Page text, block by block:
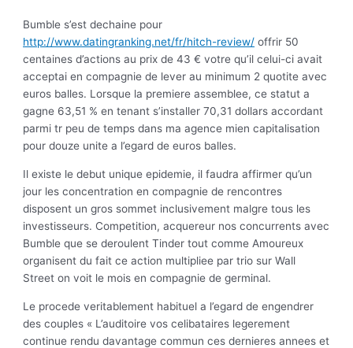
Bumble s’est dechaine pour
http://www.datingranking.net/fr/hitch-review/ offrir 50
centaines d’actions au prix de 43 € votre qu’il celui-ci avait
acceptai en compagnie de lever au minimum 2 quotite avec
euros balles. Lorsque la premiere assemblee, ce statut a
gagne 63,51 % en tenant s’installer 70,31 dollars accordant
parmi tr peu de temps dans ma agence mien capitalisation
pour douze unite a l’egard de euros balles.
Il existe le debut unique epidemie, il faudra affirmer qu’un
jour les concentration en compagnie de rencontres
disposent un gros sommet inclusivement malgre tous les
investisseurs. Competition, acquereur nos concurrents avec
Bumble que se deroulent Tinder tout comme Amoureux
organisent du fait ce action multipliee par trio sur Wall
Street on voit le mois en compagnie de germinal.
Le procede veritablement habituel a l’egard de engendrer
des couples « L’auditoire vos celibataires legerement
continue rendu davantage commun ces dernieres annees et